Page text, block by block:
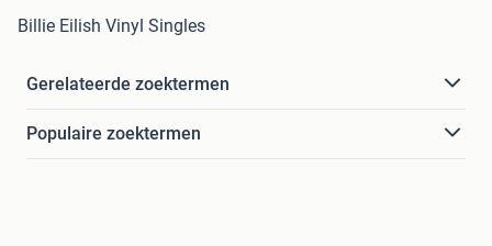
Billie Eilish Vinyl Singles
Gerelateerde zoektermen
Populaire zoektermen